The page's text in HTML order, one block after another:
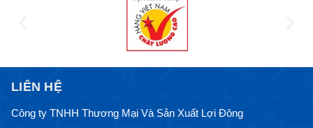
LIÊN HỆ
Công ty TNHH Thương Mại Và Sản Xuất Lợi Đông